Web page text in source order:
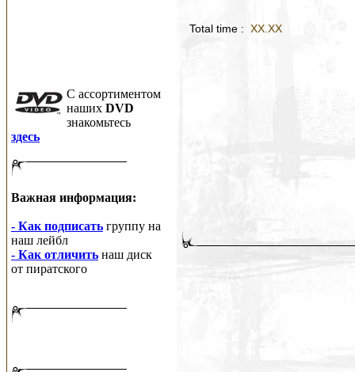
C ассортиментом
наших DVD
знакомьтесь
здесь
Важная информация:
- Как подписать группу на
наш лейбл
- Как отличить наш диск
от пиратского
Total time : XX.XX